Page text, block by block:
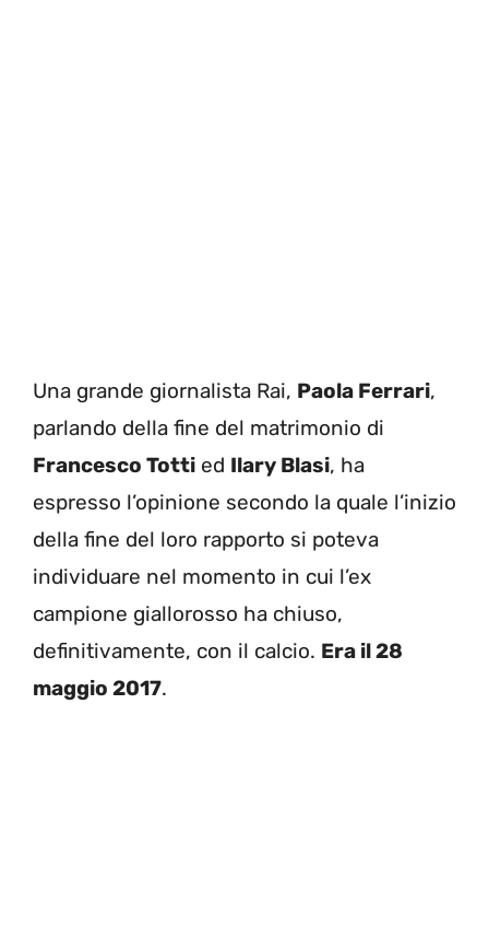
Una grande giornalista Rai, Paola Ferrari,
parlando della fine del matrimonio di
Francesco Totti ed Ilary Blasi, ha
espresso l’opinione secondo la quale l’inizio
della fine del loro rapporto si poteva
individuare nel momento in cui l’ex
campione giallorosso ha chiuso,
definitivamente, con il calcio. Era il 28
maggio 2017.